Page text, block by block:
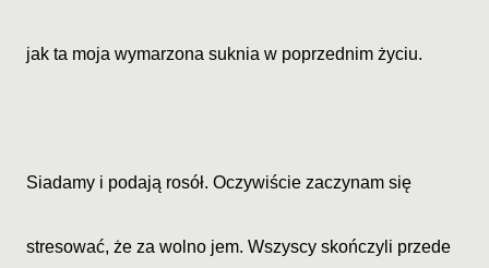
jak ta moja wymarzona suknia w poprzednim życiu.
Siadamy i podają rosół. Oczywiście zaczynam się
stresować, że za wolno jem. Wszyscy skończyli przede